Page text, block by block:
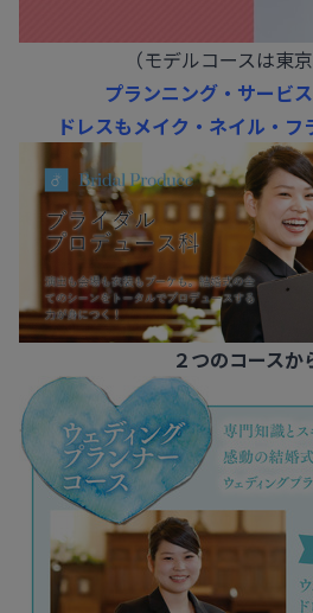
（モデルコースは東
プランニング・サービ
ドレスもメイク・ネイル・フ
２つのコースか